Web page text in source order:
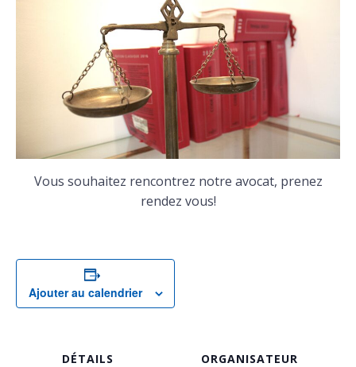
Vous souhaitez rencontrez notre avocat, prenez
rendez vous!
Ajouter au calendrier
DÉTAILS ORGANISATEUR